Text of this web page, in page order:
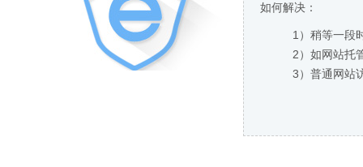
如何解决：
1）稍等一段
2）如网站托
3）普通网站